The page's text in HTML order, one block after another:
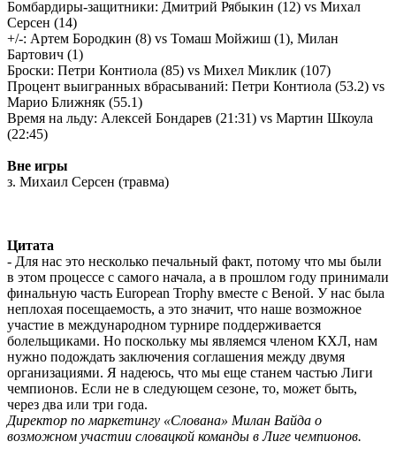
Бомбардиры-защитники: Дмитрий Рябыкин (12) vs Михал
Серсен (14)
+/-: Артем Бородкин (8) vs Томаш Мойжиш (1), Милан
Бартович (1)
Броски: Петри Контиола (85) vs Михел Миклик (107)
Процент выигранных вбрасываний: Петри Контиола (53.2) vs
Марио Ближняк (55.1)
Время на льду: Алексей Бондарев (21:31) vs Мартин Шкоула
(22:45)
Вне игры
з. Михаил Серсен (травма)
Цитата
- Для нас это несколько печальный факт, потому что мы были
в этом процессе с самого начала, а в прошлом году принимали
финальную часть European Trophy вместе с Веной. У нас была
неплохая посещаемость, а это значит, что наше возможное
участие в международном турнире поддерживается
болельщиками. Но поскольку мы являемся членом КХЛ, нам
нужно подождать заключения соглашения между двумя
организациями. Я надеюсь, что мы еще станем частью Лиги
чемпионов. Если не в следующем сезоне, то, может быть,
через два или три года.
Директор по маркетингу «Слована» Милан Вайда о
возможном участии словацкой команды в Лиге чемпионов.